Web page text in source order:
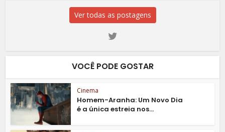
Ver todas as postagens
VOCÊ PODE GOSTAR
Cinema
Homem-Aranha: Um Novo Dia
é a única estreia nos...